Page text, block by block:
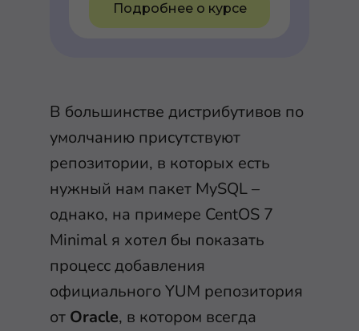
Подробнее о курсе
В большинстве дистрибутивов по
умолчанию присутствуют
репозитории, в которых есть
нужный нам пакет MySQL –
однако, на примере CentOS 7
Minimal я хотел бы показать
процесс добавления
официального YUM репозитория
от Oracle, в котором всегда